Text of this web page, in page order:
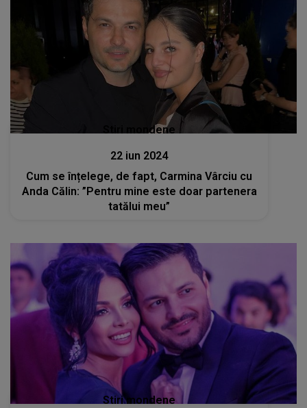
Stiri mondene
22 iun 2024
Cum se înțelege, de fapt, Carmina Vârciu cu
Anda Călin: ”Pentru mine este doar partenera
tatălui meu”
Stiri mondene